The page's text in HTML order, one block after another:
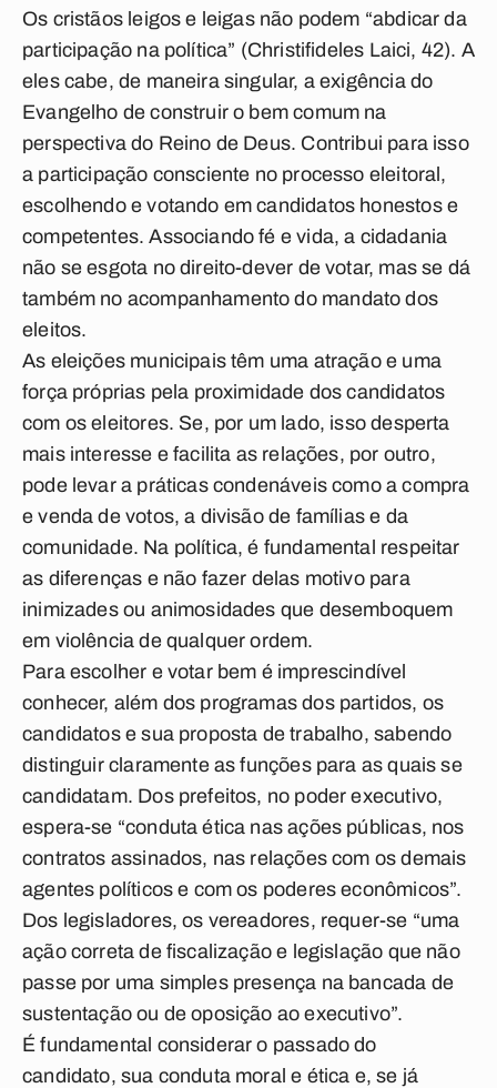
Os cristãos leigos e leigas não podem “abdicar da
participação na política” (Christifideles Laici, 42). A
eles cabe, de maneira singular, a exigência do
Evangelho de construir o bem comum na
perspectiva do Reino de Deus. Contribui para isso
a participação consciente no processo eleitoral,
escolhendo e votando em candidatos honestos e
competentes. Associando fé e vida, a cidadania
não se esgota no direito­-dever de votar, mas se dá
também no acompanhamento do mandato dos
eleitos.
As eleições municipais têm uma atração e uma
força próprias pela proximidade dos candidatos
com os eleitores. Se, por um lado, isso desperta
mais interesse e facilita as relações, por outro,
pode levar a práticas condenáveis como a compra
e venda de votos, a divisão de famílias e da
comunidade. Na política, é fundamental respeitar
as diferenças e não fazer delas motivo para
inimizades ou animosidades que desemboquem
em violência de qualquer ordem.
Para escolher e votar bem é imprescindível
conhecer, além dos programas dos partidos, os
candidatos e sua proposta de trabalho, sabendo
distinguir claramente as funções para as quais se
candidatam. Dos prefeitos, no poder executivo,
espera-­se “conduta ética nas ações públicas, nos
contratos assinados, nas relações com os demais
agentes políticos e com os poderes econômicos”.
Dos legisladores, os vereadores, requer­-se “uma
ação correta de fiscalização e legislação que não
passe por uma simples presença na bancada de
sustentação ou de oposição ao executivo”.
É fundamental considerar o passado do
candidato, sua conduta moral e ética e, se já